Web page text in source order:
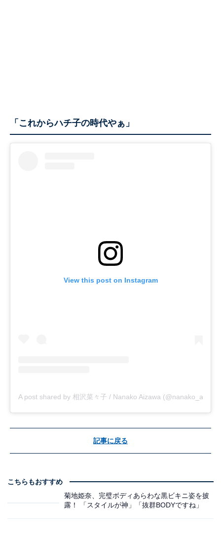
「これからハチ子の時代やぁ」
View this post on Instagram
A post shared by 相沢菜々子 / Nanako Aizawa
記事に戻る
こちらもおすすめ
菊地姫奈、完璧ボディあらわな黒ビキニ姿を披
露！ 「スタイルが神」「抜群BODYですね」